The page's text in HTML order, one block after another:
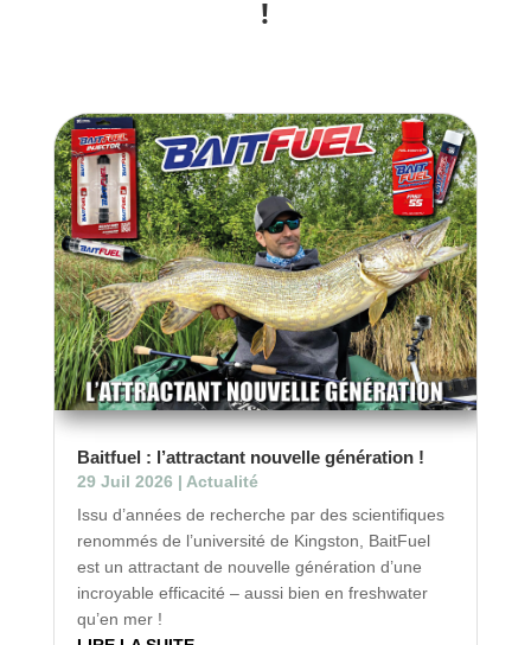
!
Baitfuel : l’attractant nouvelle génération !
29 Juil 2026 | Actualité
Issu d’années de recherche par des scientifiques
renommés de l’université de Kingston, BaitFuel
est un attractant de nouvelle génération d’une
incroyable efficacité – aussi bien en freshwater
qu’en mer !